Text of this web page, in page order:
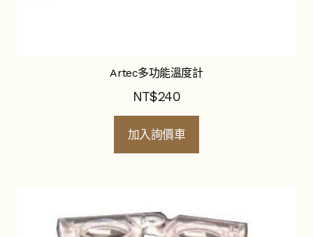
Artec多功能溫度計
NT$240
加入詢價車